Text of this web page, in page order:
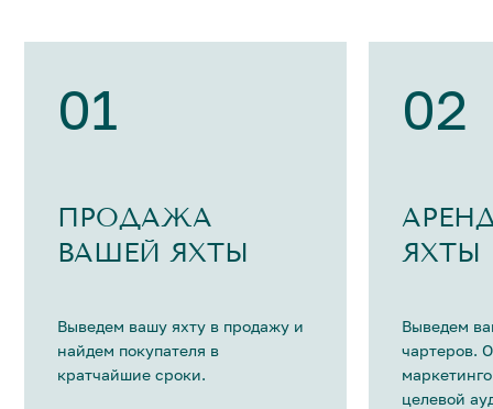
01
ПРОДАЖА
ВАШЕЙ ЯХТЫ
Выведем вашу яхту в продажу и
найдем покупателя в
кратчайшие сроки.
02
ЯХТЫ
Выведем
чартеров.
целевой